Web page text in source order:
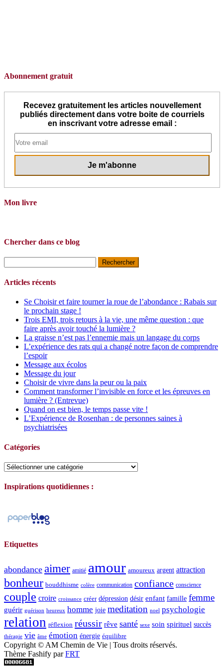
Abonnement gratuit
Recevez gratuitement les articles nouvellement
publiés directement dans votre boite de courriels
en inscrivant votre adresse email :
Mon livre
Chercher dans ce blog
Articles récents
Se Choisir et faire tourner la roue de l’abondance : Rabais sur
le prochain stage !
Trois EMI, trois retours à la vie, une même question : que
faire après avoir touché la lumière ?
La graisse n’est pas l’ennemie mais un langage du corps
L’expérience des rats qui a changé notre façon de comprendre
l’espoir
Message aux écolos
Message du jour
Choisir de vivre dans la peur ou la paix
Comment transformer l’invisible en force et les épreuves en
lumière ? (Entrevue)
Quand on est bien, le temps passe vite !
L’Expérience de Rosenhan : de personnes saines à
psychiatrisées
Catégories
Catégories
Inspirations quotidiennes :
Etiquettes
abondance aimer amitié amour amoureux argent attraction
bonheur bouddhisme colère communication confiance conscience
couple croire croissance créer dépression désir enfant famille femme
guérir guérison heureux homme joie meditation noel psychologie
relation réflexion réussir rêve santé sexe soin spirituel succès
thérapie vie âme émotion énergie équilibre
Copyright © AM Chemin de Vie | Tous droits réservés.
Thème Fashify parFRT